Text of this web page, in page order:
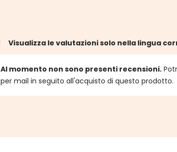
Visualizza le valutazioni solo nella lingua
Al momento non sono presenti recensioni.
per mail in seguito all'acquisto di questo prodotto.